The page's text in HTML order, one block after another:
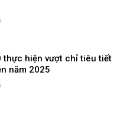
thực hiện vượt chỉ tiêu tiết
năm 2025